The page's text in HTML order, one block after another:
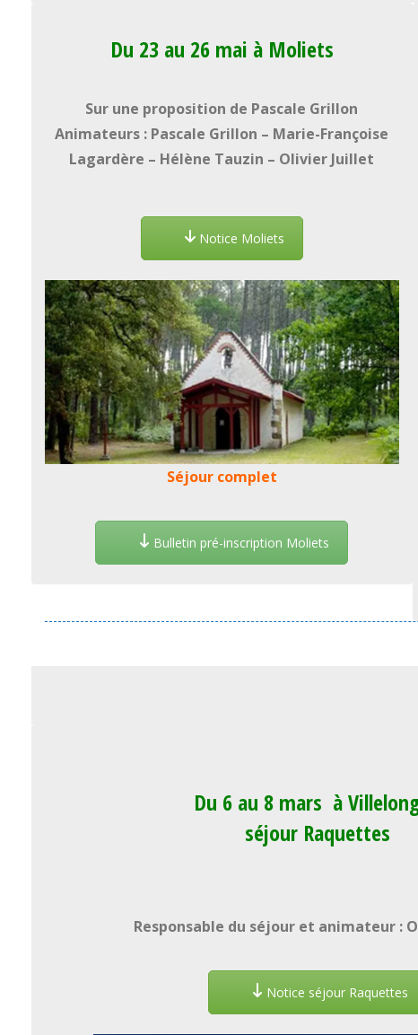
Du 23 au 26 mai à Moliets
Sur une proposition de Pascale Grillon
Animateurs : Pascale Grillon – Marie-Françoise
Lagardère – Hélène Tauzin – Olivier Juillet
Notice Moliets
Séjour complet
Bulletin pré-inscription Moliets
Du 6 au 8 mars à
séjour Raquettes
Responsable du séjour et animateur :
Notice séjour Raquettes